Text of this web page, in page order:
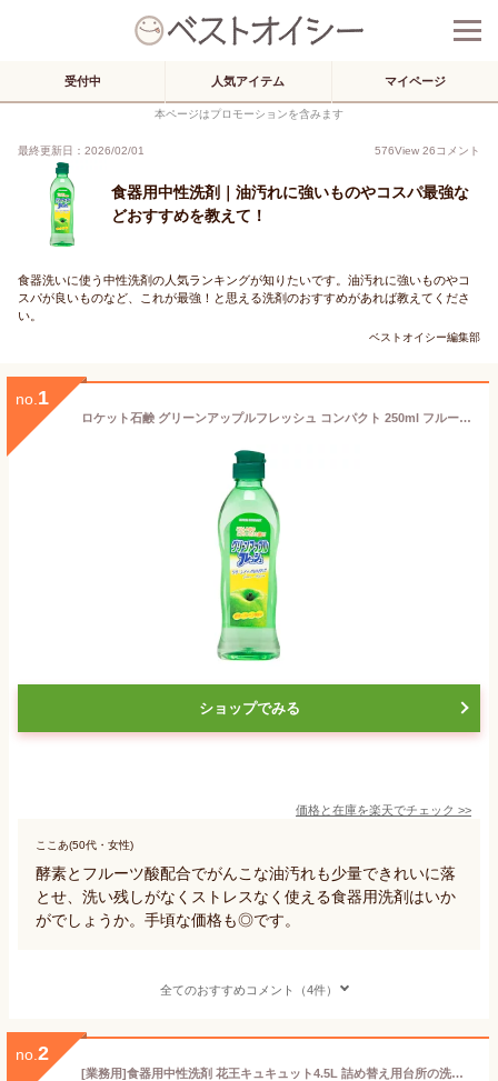
受付中 人気アイテム マイページ
本ページはプロモーションを含みます
最終更新日：2026/02/01 576View 26コメント
食器用中性洗剤｜油汚れに強いものやコスパ最強な
どおすすめを教えて！
食器洗いに使う中性洗剤の人気ランキングが知りたいです。油汚れに強いものやコ
スパが良いものなど、これが最強！と思える洗剤のおすすめがあれば教えてくださ
い。
ベストオイシー編集部
no. 1
ロケット石鹸 グリーンアップルフレッシュ コンパクト 250ml フルーツ酸 中性洗剤 食器 食器用洗剤 キッチン洗剤 台所用
ショップでみる
価格と在庫を楽天でチェック >>
ここあ(50代・女性)
酵素とフルーツ酸配合でがんこな油汚れも少量できれいに落
とせ、洗い残しがなくストレスなく使える食器用洗剤はいか
がでしょうか。手頃な価格も◎です。
全てのおすすめコメント（4件）
no. 2
[業務用]食器用中性洗剤 花王キュキュット4.5L 詰め替え用台所の洗浄/除菌/油汚れに。手にやさしいくすばやいすすぎ。オレンジオイル配合の台所用合成洗剤(花王プロシリーズ/食器用洗剤/洗剤食器/中性洗剤 食器/業務用洗剤/詰替え/つめ替用/クリア除菌/大容量/洗剤食器)